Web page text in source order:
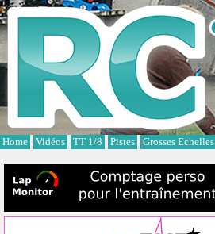
Home Vidéos TT 1/8 Pistes Grosses Echelles
Cookies management panel